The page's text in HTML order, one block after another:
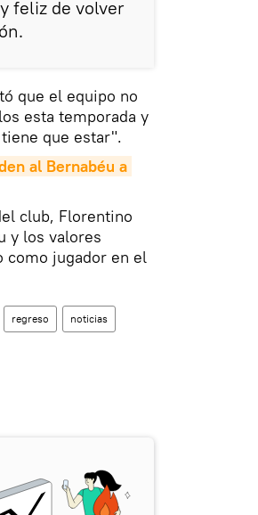
feliz de volver
que el equipo no
esta temporada y
que estar".
al Bernabéu a
club, Florentino
y los valores
como jugador en el
regreso noticias